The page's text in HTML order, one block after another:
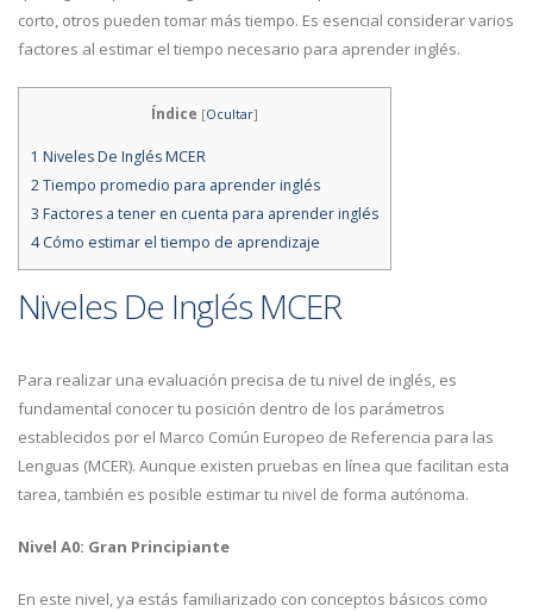
corto, otros pueden tomar más tiempo. Es esencial considerar varios
factores al estimar el tiempo necesario para aprender inglés.
Índice [Ocultar]
1 Niveles De Inglés MCER
2Tiempo promedio para aprender inglés
3 Factores a tener en cuenta para aprender inglés
4Cómo estimar el tiempo de aprendizaje
Niveles De Inglés MCER
Para realizar una evaluación precisa de tu nivel de inglés, es
fundamental conocer tu posición dentro de los parámetros
establecidos por el Marco Común Europeo de Referencia para las
Lenguas (MCER). Aunque existen pruebas en línea que facilitan esta
tarea, también es posible estimar tu nivel de forma autónoma.
Nivel A0: Gran Principiante
En este nivel, ya estás familiarizado con conceptos básicos como